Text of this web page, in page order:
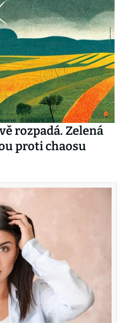
rozpadá. Zelená
proti chaosu